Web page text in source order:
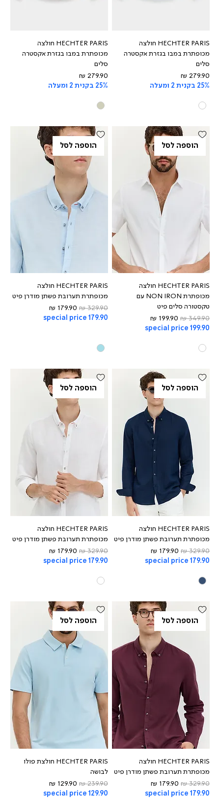
HECHTER PARIS חולצה
מכופתרת במבו בגזרת אקסטרה
סלים
מחיר
25% בקנית 2 ומעלה
HECHTER PARIS חולצה
מכופתרת במבו בגזרת אקסטרה
סלים
מחיר
25% בקנית 2 ומעלה
הוספה לסל
HECHTER PARIS חולצה
מכופתרת NON IRON עם
טקסטורה סלים פיט
מחיר רגיל
מחיר מבצע
special price 199.90
הוספה לסל
HECHTER PARIS חולצה
מכופתרת תערובת פשתן מודרן פיט
מחיר רגיל
מחיר מבצע
special price 179.90
הוספה לסל
HECHTER PARIS חולצה
מכופתרת תערובת פשתן מודרן פיט
מחיר רגיל
מחיר מבצע
special price 179.90
הוספה לסל
HECHTER PARIS חולצה
מכופתרת תערובת פשתן מודרן פיט
מחיר רגיל
מחיר מבצע
special price 179.90
הוספה לסל
HECHTER PARIS חולצה
מכופתרת תערובת פשתן מודרן פיט
מחיר רגיל
מחיר מבצע
special price 179.90
הוספה לסל
HECHTER PARIS חולצת פולו
לבושה
מחיר רגיל
מחיר מבצע
special price 129.90